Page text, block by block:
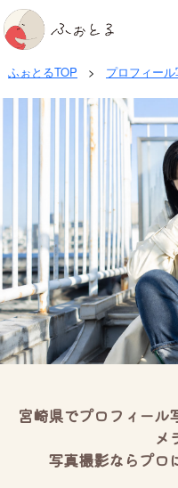
ふぉとるTOP > プロフィー
宮崎県でプロフィール
メ
写真撮影ならプロ